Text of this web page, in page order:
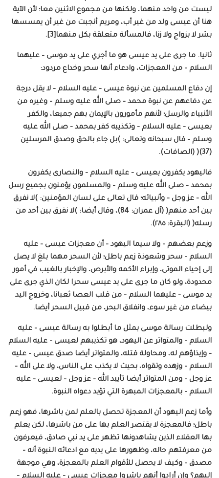
ليست من واحد منهما، ولكنها من مجموع الاثنين معا؛ لأن الآية
هنا أن عيسى ولد من غير أب، ومريم أنجبت من غير أن يمسسها
بشر لا بزواج ولا زنا، فالمسألة متعلقة بكل منهما[3].
ثانيا. ما جرى على يد عيسى هو ما أجري على يد موسى – عليهما
السلام – من المعجزات، وادعاء أنها سحر وخداع مردود:
إن دفاع المسلمين عن نبوة عيسى – عليه السلام – لا يقل درجة
عن دفاعهم عن نبوة محمد – صلى الله عليه وسلم – وغيره من
الأنبياء والرسل؛ لأنهم مأمورون بالإيمان بهم جميعا، والكفر
بعيسى – عليه السلام – وتكذيبه كفر بمحمد – صلى الله عليه
وسلم – قال سبحانه وتعالى: )بل جاء بالحق وصدق المرسلين
(37)( (الصافات).
فاليهود يكفرون بعيسى – عليه السلام – والنصارى يكفرون
بمحمد – صلى الله عليه وسلم – والمسلمون يؤمنون بجميع رسل
الله – عز وجل – وأنبيائه؛ قال تعالى على لسان المؤمنين: )لا نفرق
بين أحد منهم( (آل عمران: 84)، وقال أيضا: )لا نفرق بين أحد من
رسله( (البقرة: ٢٨٥).
وزعم بعضهم – ولا سيما اليهود – أن معجزات عيسى – عليه
السلام – سحر وشعوذة زعم باطل؛ لأن السحر مهما بلغ لا يصل
إلى إحياء الموتى، وإبراء الأكمه والأبرص، والإخبار بالغيب في أمور
محدودة، ولو كان ما جرى على يد عيسى سحرا لكان الذي جرى على
يد موسى – عليهما السلام – من قلب العصا ثعبانا، وخروج اليد
بيضاء من غير سوء، وانفلاق البحر، من قبيل السحر أيضا.
ولبطلت رسالة موسى بمثل ما أبطلوا به رسالة عيسى – عليه
السلام – والمتواتر عن اليهود، هو تكذيبهم لعيسى – عليه السلام
– وإيذاؤهم له، ومحاولة قتله، والمتواتر أيضا صدق عيسى – عليه
السلام – وزهده وتقواه، بحيث لا يكذب على الناس، ولا على الله –
عز وجل – ومن المتواتر أيضا تأييد الله – عز وجل – لعيسى – عليه
السلام – بالمعجزات المبهرة التي تؤيد دعواه النبوة.
وأما زعم اليهود أن المعجزة تحصل بالعلم لمن باشرها، فهو زعم
باطل؛ فالمعجزة لا يقتصر العلم بها على من باشرها، لكن يعلم
بها العقلاء الذين يشاهدونها تظهر على يد نبي صادق، فيعرفون
من معرفتهم حاله، وظهورها على يديه مع ادعائه النبوة أنه –
مصدق – وكيف لا يحصل للأقوام العلم بالمعجزة، وهي موجهة
إليهم؟ وإن أرادوا أنهم باشروا معجزات عيسى – عليه السلام –